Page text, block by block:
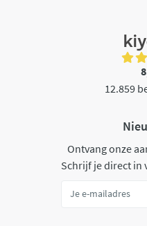
12.859
Ontvang onze
Schrijf je direct in